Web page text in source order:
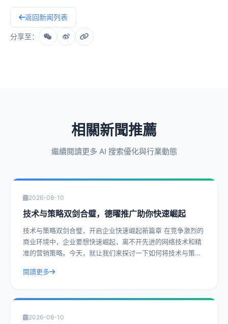
返回新闻列表
分享至：
相關新聞推薦
繼續閱讀更多 AI 搜索優化與行業動態
2026-08-10
技术与策略双剑合璧，德曜推广助你快速崛起
技术与策略双剑合璧，开启企业快速崛起新篇章 在竞争激烈的
商业环境中，企业要想快速崛起，离不开先进的网络技术和精
准的营销策略。今天，就让我们来探讨一下如何将技术与策略
閱讀更多
2026-08-10